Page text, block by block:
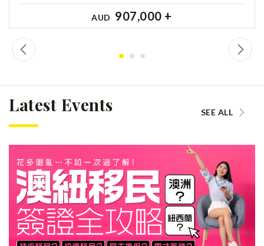
AUD 907,000 +
Latest Events SEE ALL